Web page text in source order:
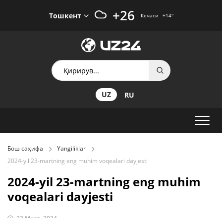
Тошкент +26 Кечаси +14°
UZ RU
Бош саҳифа
Yangiliklar
2024-yil 23-martning eng muhim voqealari dayjesti
2024-yil 23-martning eng muhim
voqealari dayjesti